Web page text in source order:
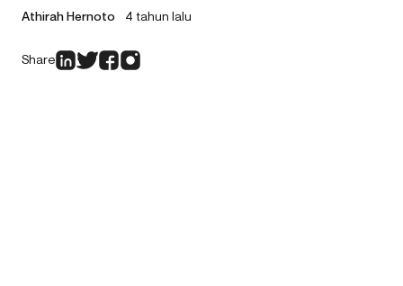
Athirah Hernoto 4 tahun lalu
Share